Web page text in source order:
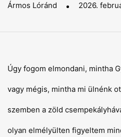
Ármos Lóránd 2026.
Úgy fogom elmondani, mintha
vagy mégis, mintha mi ülnénk
szemben a zöld
olyan elmélyülten figyeltem